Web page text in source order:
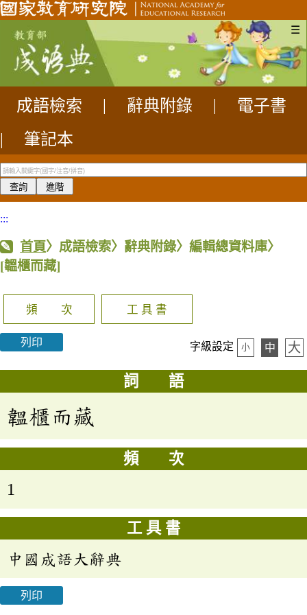
☰
成語檢索 辭典附錄
電子書
|
筆記本
:::
首頁〉成語檢索〉辭典附錄〉編輯總資料庫〉
[韞櫃而藏]
頻 次 工 具 書
列印 字級設定 小 中 大
詞 語
韞櫃而藏
頻 次
1
工 具 書
中國成語大辭典
列印